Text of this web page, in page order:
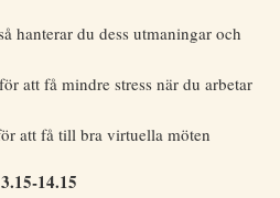
hanterar du dess utmaningar och
att få mindre stress när du arbetar
att få till bra virtuella möten
14.15